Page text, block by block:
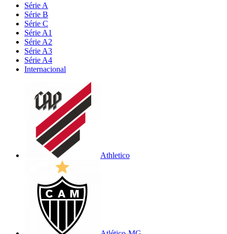
Série A
Série B
Série C
Série A1
Série A2
Série A3
Série A4
Internacional
Athletico